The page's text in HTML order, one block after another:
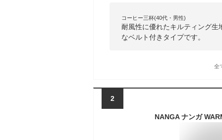
コーヒー三杯(40代・男性)
耐風性に優れたキルティング
なベルト付きタイプです。
全
2